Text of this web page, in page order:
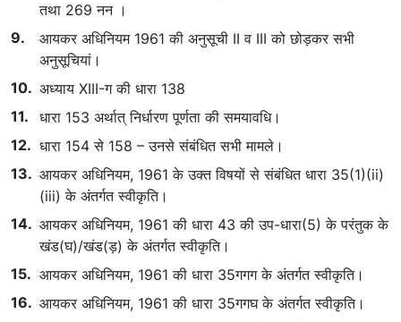
तथा 269 नन ।
आयकर अधिनियम 1961 की अनुसूची II व III को छोड़कर सभी
अनुसूचियां।
अध्याय XIII-ग की धारा 138
धारा 153 अर्थात् निर्धारण पूर्णता की समयावधि।
धारा 154 से 158 – उनसे संबंधित सभी मामले।
आयकर अधिनियम, 1961 के उक्त विषयों से संबंधित धारा 35(1)(ii)
(iii) के अंतर्गत स्वीकृति।
आयकर अधिनियम, 1961 की धारा 43 की उप-धारा(5) के परंतुक के
खंड(घ)/खंड(ड़) के अंतर्गत स्‍वीकृति।
आयकर अधिनियम, 1961 की धारा 35गगग के अंतर्गत स्‍वीकृति।
आयकर अधिनियम, 1961 की धारा 35गगघ के अंतर्गत स्‍वीकृति।